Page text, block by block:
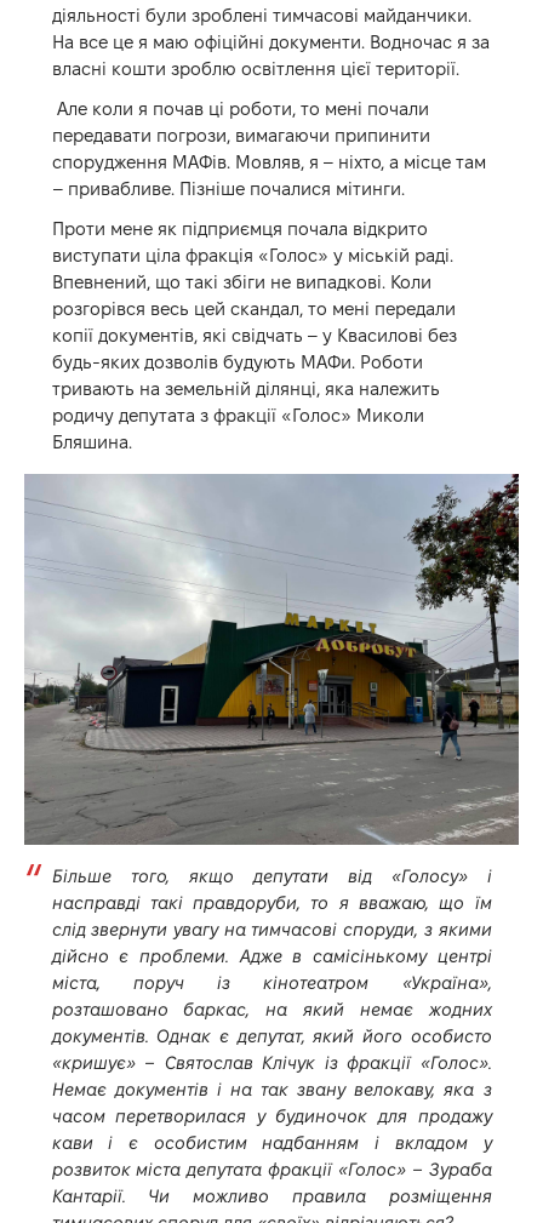
діяльності були зроблені тимчасові майданчики.
На все це я маю офіційні документи. Водночас я за
власні кошти зроблю освітлення цієї території.
Але коли я почав ці роботи, то мені почали
передавати погрози, вимагаючи припинити
спорудження МАФів. Мовляв, я – ніхто, а місце там
– привабливе. Пізніше почалися мітинги.
Проти мене як підприємця почала відкрито
виступати ціла фракція «Голос» у міській раді.
Впевнений, що такі збіги не випадкові. Коли
розгорівся весь цей скандал, то мені передали
копії документів, які свідчать – у Квасилові без
будь-яких дозволів будують МАФи. Роботи
тривають на земельній ділянці, яка належить
родичу депутата з фракції «Голос» Миколи
Бляшина.
Більше того, якщо депутати від «Голосу» і
насправді такі правдоруби, то я вважаю, що їм
слід звернути увагу на тимчасові споруди, з якими
дійсно є проблеми. Адже в самісінькому центрі
міста, поруч із кінотеатром «Україна»,
розташовано баркас, на який немає жодних
документів. Однак є депутат, який його особисто
«кришує» – Святослав Клічук із фракції «Голос».
Немає документів і на так звану велокаву, яка з
часом перетворилася у будиночок для продажу
кави і є особистим надбанням і вкладом у
розвиток міста депутата фракції «Голос» – Зураба
Кантарії. Чи можливо правила розміщення